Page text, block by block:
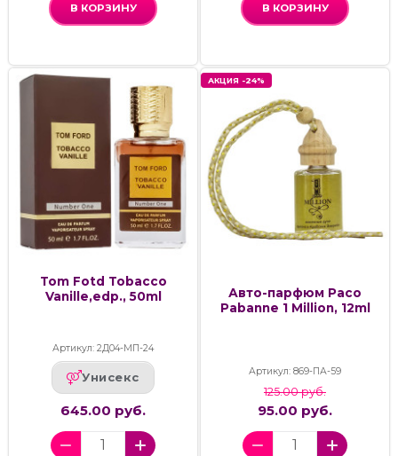
В КОРЗИНУ В КОРЗИНУ
Tom Fotd Tobacco
Vanille,edp., 50ml
Артикул: 2Д04-МП-24
Унисекс
645.00 руб.
АКЦИЯ -24%
Авто-парфюм Paco
Pabanne 1 Million, 12ml
Артикул: 869-ПА-59
125.00 руб.
95.00 руб.